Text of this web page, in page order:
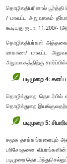
தொழிலதிபரினால்
/ மாவட்ட அலுவலகம்
கூடியது ரூபா.
தொழிலதிபர்கள்
மாகாண/ மாவட்ட
அலுவலகத்திற்கு
படிமுறை 4:
தொழில்துறை தொடர்பில்
தொழில்துறை
படிமுறை 5:
சமூக தாக்கங்களையும்
பரிசோதனை விபரங்களின்
படிமுறை